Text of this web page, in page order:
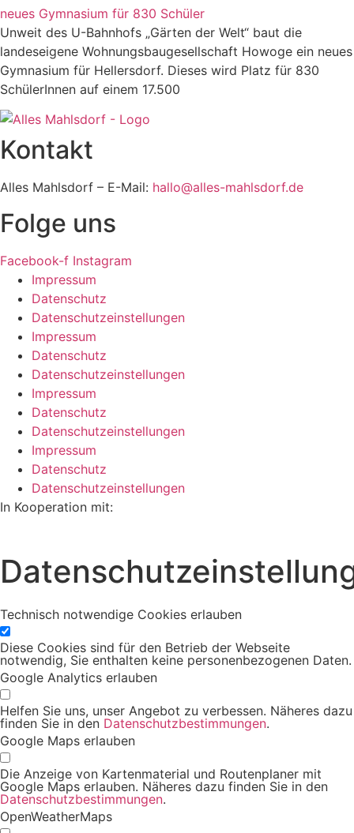
Unweit des U-Bahnhofs „Gärten der Welt“ baut die
landeseigene Wohnungsbaugesellschaft Howoge ein neues
Gymnasium für Hellersdorf. Dieses wird Platz für 830
SchülerInnen auf einem 17.500
Kontakt
Alles Mahlsdorf – E-Mail: hallo@alles-mahlsdorf.de
Folge uns
Facebook-f Instagram
Impressum
Datenschutz
Datenschutzeinstellungen
Impressum
Datenschutz
Datenschutzeinstellungen
Impressum
Datenschutz
Datenschutzeinstellungen
Impressum
Datenschutz
Datenschutzeinstellungen
In Kooperation mit:
Technisch notwendige Cookies erlauben
Diese Cookies sind für den Betrieb der Webseite
notwendig, Sie enthalten keine personenbezogenen Daten.
Google Analytics erlauben
Helfen Sie uns, unser Angebot zu verbessen. Näheres dazu
finden Sie in den Datenschutzbestimmungen.
Google Maps erlauben
Die Anzeige von Kartenmaterial und Routenplaner mit
Google Maps erlauben. Näheres dazu finden Sie in den
Datenschutzbestimmungen.
OpenWeatherMaps